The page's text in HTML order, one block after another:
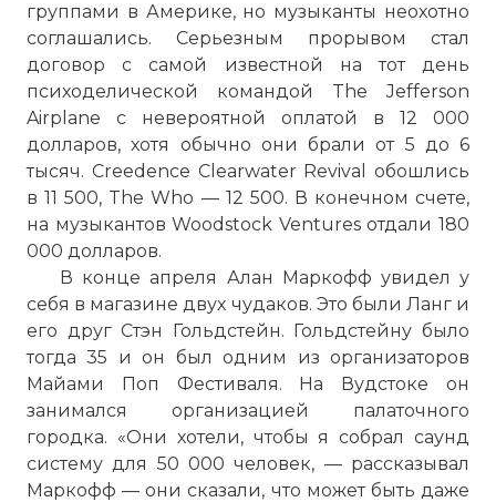
группами в Америке, но музыканты неохотно
соглашались. Серьезным прорывом стал
договор с самой известной на тот день
психоделической командой The Jefferson
Airplane с невероятной оплатой в 12 000
долларов, хотя обычно они брали от 5 до 6
тысяч. Creedence Clearwater Revival обошлись
в 11 500, The Who — 12 500. В конечном счете,
на музыкантов Woodstock Ventures отдали 180
000 долларов.
В конце апреля Алан Маркофф увидел у
себя в магазине двух чудаков. Это были Ланг и
его друг Стэн Гольдстейн. Гольдстейну было
тогда 35 и он был одним из организаторов
Майами Поп Фестиваля. На Вудстоке он
занимался организацией палаточного
городка. «Они хотели, чтобы я собрал саунд
систему для 50 000 человек, — рассказывал
Маркофф — они сказали, что может быть даже